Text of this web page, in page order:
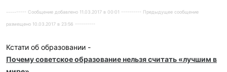
---------- Сообщение добавлено 11.03.2017 в 00:01 ---------- Предыдущее сообщение
размещено 10.03.2017 в 23:56 ----------
Кстати об образовании -
Почему советское образование нельзя считать «лучшим в